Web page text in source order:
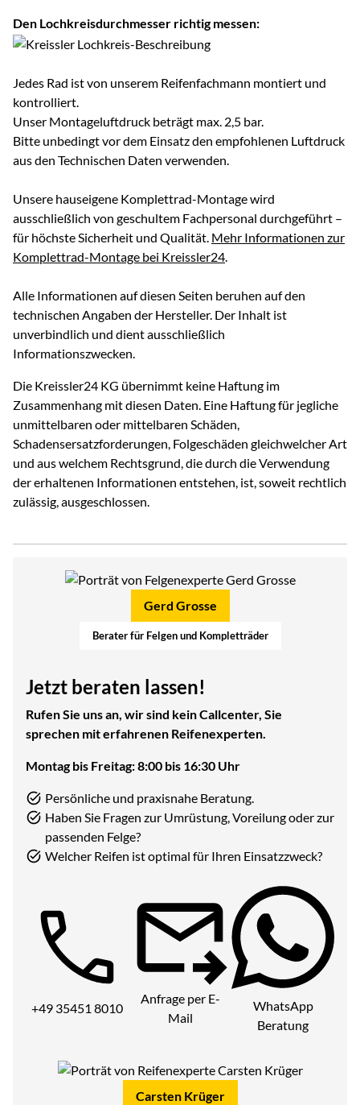
Den Lochkreisdurchmesser richtig messen:
Jedes Rad ist von unserem Reifenfachmann montiert und
kontrolliert.
Unser Montageluftdruck beträgt max. 2,5 bar.
Bitte unbedingt vor dem Einsatz den empfohlenen Luftdruck
aus den Technischen Daten verwenden.
Unsere hauseigene Komplettrad-Montage wird
ausschließlich von geschultem Fachpersonal durchgeführt –
für höchste Sicherheit und Qualität. Mehr Informationen zur
Komplettrad-Montage bei Kreissler24.
Alle Informationen auf diesen Seiten beruhen auf den
technischen Angaben der Hersteller. Der Inhalt ist
unverbindlich und dient ausschließlich
Informationszwecken.
Die Kreissler24 KG übernimmt keine Haftung im
Zusammenhang mit diesen Daten. Eine Haftung für jegliche
unmittelbaren oder mittelbaren Schäden,
Schadensersatzforderungen, Folgeschäden gleichwelcher Art
und aus welchem Rechtsgrund, die durch die Verwendung
der erhaltenen Informationen entstehen, ist, soweit rechtlich
zulässig, ausgeschlossen.
Gerd Grosse
Berater für Felgen und Kompletträder
Jetzt beraten lassen!
Rufen Sie uns an, wir sind kein Callcenter, Sie
sprechen mit erfahrenen Reifenexperten.
Montag bis Freitag: 8:00 bis 16:30 Uhr
Persönliche und praxisnahe Beratung.
Haben Sie Fragen zur Umrüstung, Voreilung oder zur
passenden Felge?
Welcher Reifen ist optimal für Ihren Einsatzzweck?
Telefon:
+49 35451 8010
Anfrage per E-
Mail
WhatsApp
Beratung
Carsten Krüger